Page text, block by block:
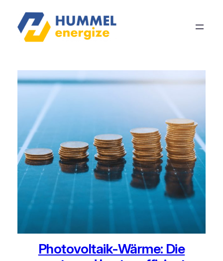
Photovoltaik-Wärme: Die